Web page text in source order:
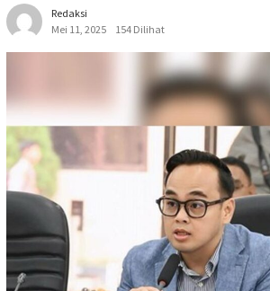
Redaksi
Mei 11, 2025
154 Dilihat